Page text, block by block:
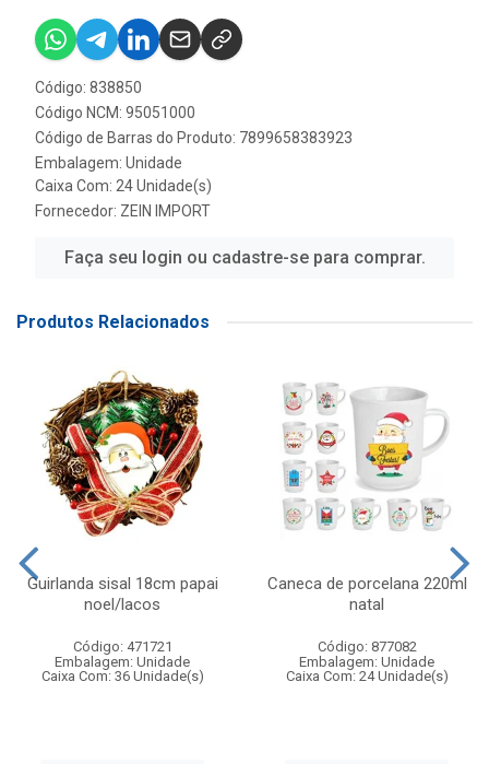
Código: 838850
Código NCM: 95051000
Código de Barras do Produto: 7899658383923
Embalagem: Unidade
Caixa Com: 24 Unidade(s)
Fornecedor: ZEIN IMPORT
Faça seu login ou cadastre-se para comprar.
Produtos Relacionados
Guirlanda sisal 18cm papai
noel/lacos
Código: 471721
Embalagem: Unidade
Caixa Com: 36 Unidade(s)
Caneca de porcelana 220ml
natal
Código: 877082
Embalagem: Unidade
Caixa Com: 24 Unidade(s)